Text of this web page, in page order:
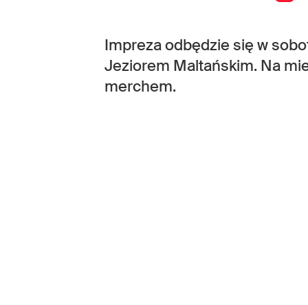
Impreza odbędzie się w
Jeziorem Maltańskim. Na
merchem.